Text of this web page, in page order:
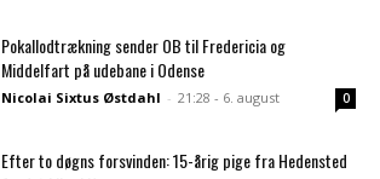
Pokallodtrækning sender OB til Fredericia og
Middelfart på udebane i Odense
Nicolai Sixtus Østdahl - 21:28 - 6. august 0
Efter to døgns forsvinden: 15-årig pige fra Hedensted